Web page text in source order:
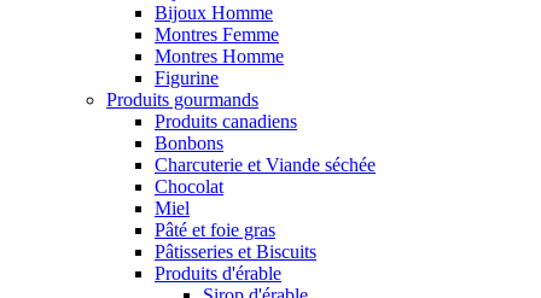
Bijoux Homme
Montres Femme
Montres Homme
Figurine
Produits gourmands
Produits canadiens
Bonbons
Charcuterie et Viande séchée
Chocolat
Miel
Pâté et foie gras
Pâtisseries et Biscuits
Produits d'érable